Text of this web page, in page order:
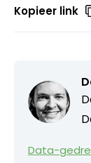
Kopieer link
Data-